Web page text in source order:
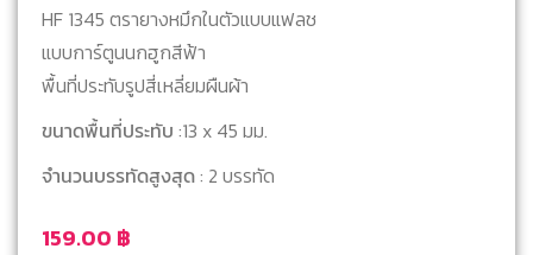
159.00 ฿
HF 1345 ตรายางหมึกในตัวแบบแฟลช
แบบการ์ตูนนกฮูกสีฟ้า
พื้นที่ประทับรูปสี่เหลี่ยมผืนผ้า
ขนาดพื้นที่ประทับ :13 x 45 มม.
จำนวนบรรทัดสูงสุด: 2 บรรทัด